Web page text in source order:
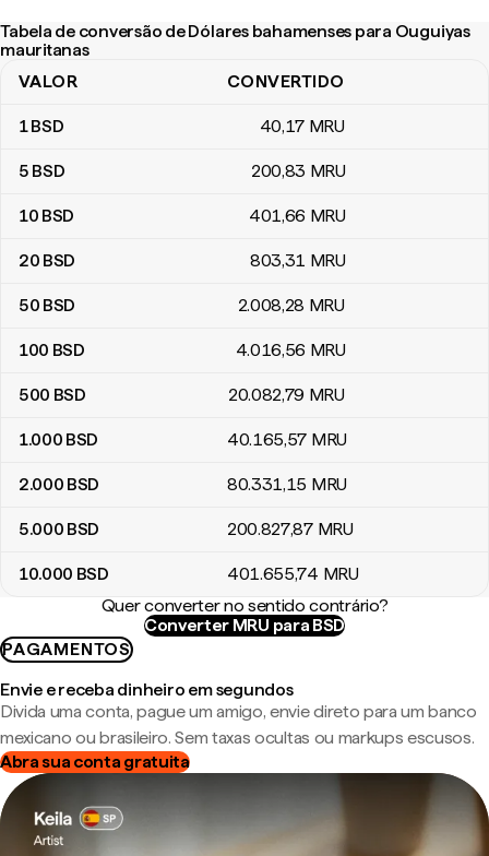
Tabela de conversão de Dólares bahamenses para Ouguiyas
mauritanas
Tabela de conversão de Dólares bahamenses para Ouguiyas
VALOR CONVERTIDO
1BSD 40,17 MRU
5 BSD 200,83 MRU
10 BSD 401,66 MRU
20 BSD 803,31 MRU
50 BSD 2.008,28 MRU
100 BSD 4.016,56 MRU
500 BSD 20.082,79 MRU
1.000 BSD 40.165,57 MRU
2.000 BSD 80.331,15 MRU
5.000 BSD 200.827,87 MRU
10.000 BSD 401.655,74 MRU
Quer converter no sentido contrário?
Converter MRU para BSD
PAGAMENTOS
Envie e receba dinheiro em segundos
Divida uma conta, pague um amigo, envie direto para um banco
mexicano ou brasileiro. Sem taxas ocultas ou markups escusos.
Abra sua conta gratuita